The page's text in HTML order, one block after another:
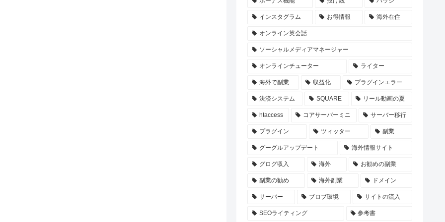
インスタグラム お得情報 海外在住
オンライン英会話
ソーシャルメディアマネージャー
オンラインチューター ライター
海外で副業 収益化 プラグインエラー
決済システム SQUARE リール動画の夏
htaccess コアサーバーミニ サーバー移行
プラグイン ツィッター 副業
グーグルアップデート 海外情報サイト
グログ収入 海外 お勧めの副業
副業の勧め 海外副業 ドメイン
サーバー ブロブ環境 サイトの流入
SEOライティング 参考書